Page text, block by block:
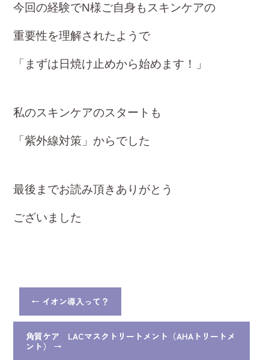
今回の経験でN様ご自身もスキンケアの
重要性を理解されたようで
「まずは日焼け止めから始めます！」
私のスキンケアのスタートも
「紫外線対策」からでした
最後までお読み頂きありがとう
ございました
← イオン導入って？
角質ケア LACマスクトリートメント（AHAトリートメ
ント） →